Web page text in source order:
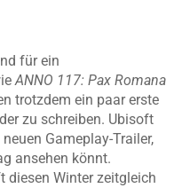
für ein
ANNO 117: Pax Romana
trotzdem ein paar erste
zu schreiben. Ubisoft
Gameplay-Trailer,
ansehen könnt.
diesen Winter zeitgleich